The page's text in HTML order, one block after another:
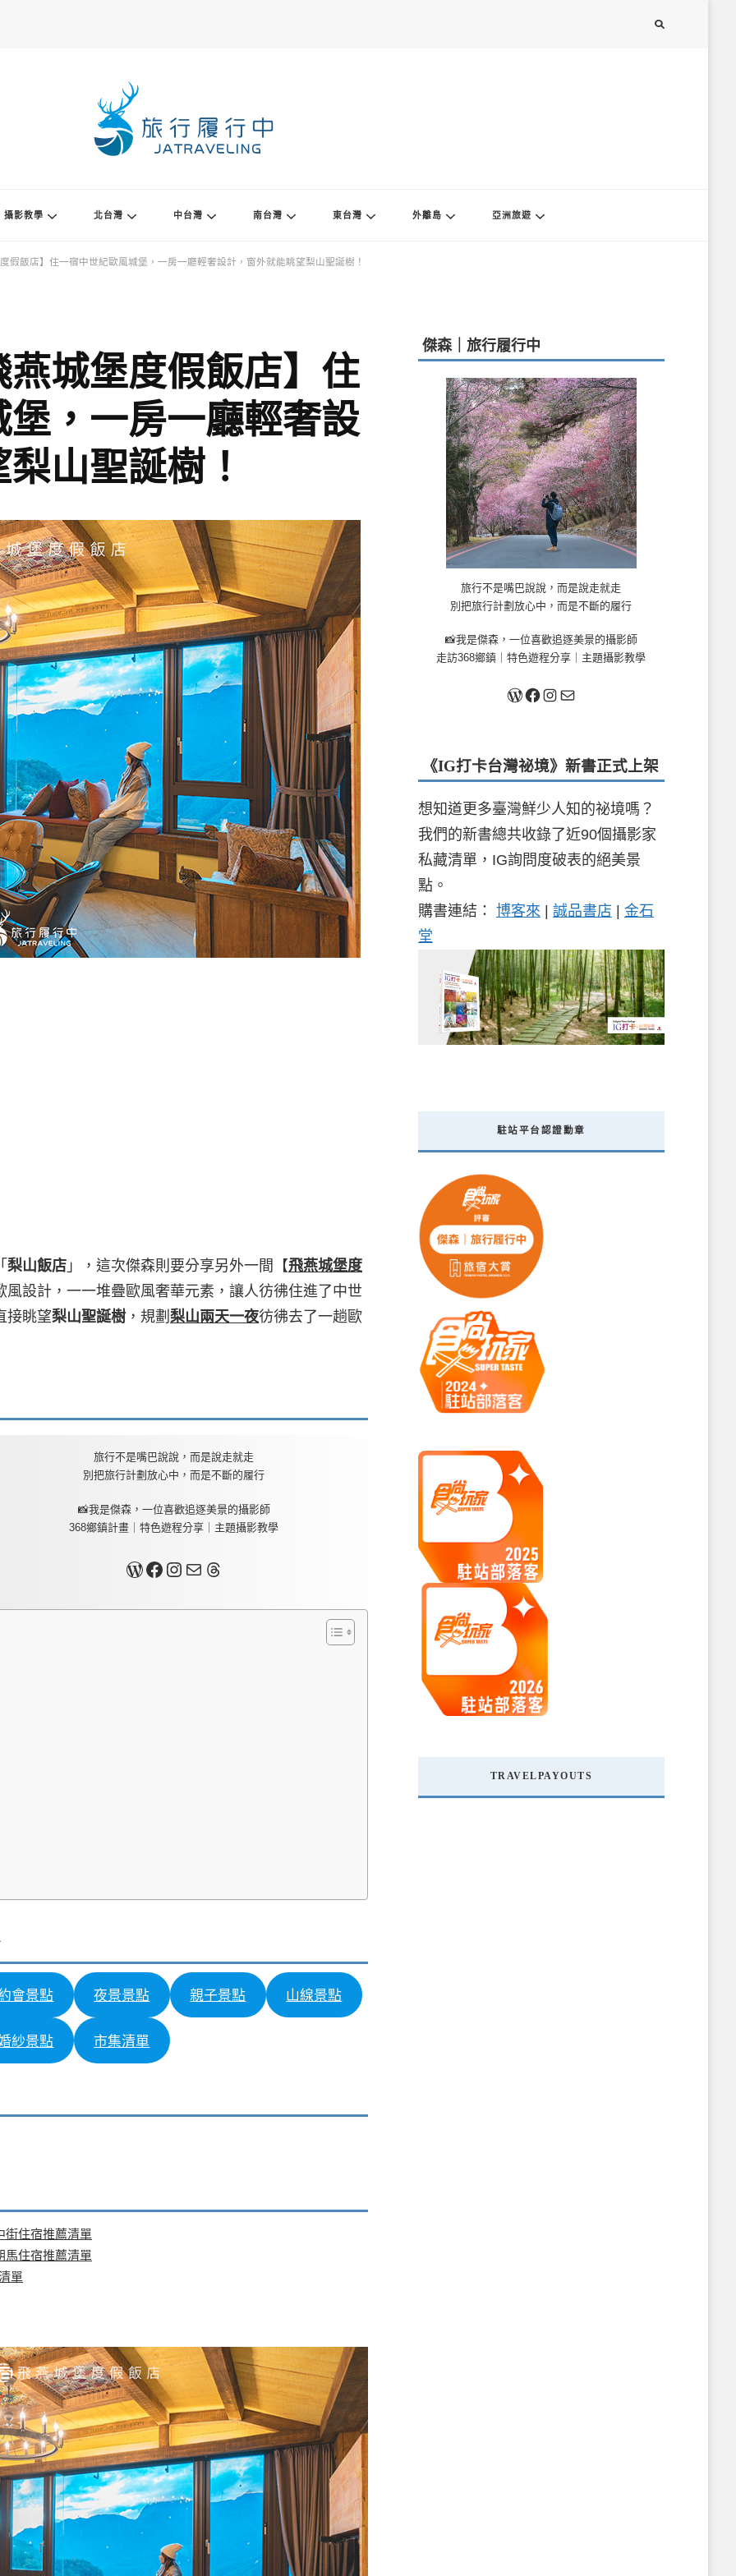
攝影教學 北台灣 中台灣 南台灣 東台灣 外離島 亞洲旅遊
假飯店】住一宿中世紀歐風城堡，一房一廳輕奢設計，窗外就能眺望梨山聖誕樹！
城堡度假飯店】住
，一房一廳輕奢設
山聖誕樹！
梨山飯店」，這次傑森則要分享另外一間【飛燕城堡度
風設計，一一堆疊歐風奢華元素，讓人彷彿住進了中世
接眺望梨山聖誕樹，規劃 梨山兩天一夜彷彿去了一趟歐
旅行不是嘴巴說說，而是說走就走
別把旅行計劃放心中，而是不斷的履行
📸我是傑森，一位喜歡追逐美景的攝影師
368鄉鎮計畫｜特色遊程分享｜主題攝影教學
關於我Facebook InstagramMail Threads
會景點 夜景景點 親子景點 山線景點
紗景點 市集清單
街住宿推薦清單
馬住宿推薦清單
單
傑森｜旅行履行中
旅行不是嘴巴說說，而是說走就走
別把旅行計劃放心中，而是不斷的履行
📸我是傑森，一位喜歡追逐美景的攝影師
走訪368鄉鎮｜特色遊程分享｜主題攝影教學
關於我 Facebook
Instagram
《IG打卡台灣祕境》新書正式上架
想知道更多臺灣鮮少人知的祕境嗎？
我們的新書總共收錄了近90個攝影家
私藏清單，IG詢問度破表的絕美景
點。
購書連結： 博客來 | 誠品書店 | 金石
堂
駐站平台認證勳章
TRAVELPAYOUTS